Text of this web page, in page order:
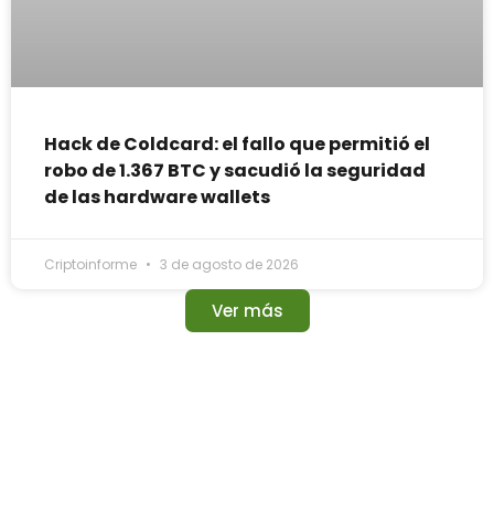
Hack de Coldcard: el fallo que permitió el
robo de 1.367 BTC y sacudió la seguridad
de las hardware wallets
Criptoinforme 3 de agosto de 2026
Ver más